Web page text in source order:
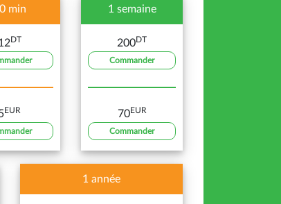
min
DT
EUR
1 semaine
200DT
Commander
70EUR
Commander
1 année